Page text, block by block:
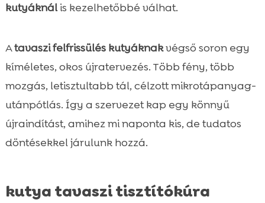
kutyáknális kezelhetőbbé válhat.
Atavaszi felfrissülés kutyáknakvégső soron egy
kíméletes, okos újratervezés. Több fény, több
mozgás, letisztultabb tál, célzott mikrotápanyag-
utánpótlás. Így a szervezet kap egy könnyű
újraindítást, amihez mi naponta kis, de tudatos
döntésekkel járulunk hozzá.
kutya tavaszi tisztítókúra